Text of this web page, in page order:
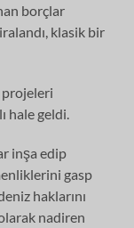
borçlar
klasik bir
projeleri
hale geldi.
inşa edip
gasp
haklarını
nadiren